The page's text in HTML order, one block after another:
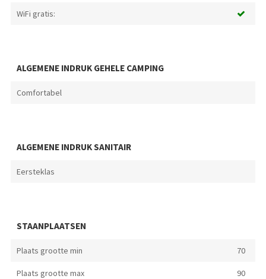
WiFi gratis:
ALGEMENE INDRUK GEHELE CAMPING
Comfortabel
ALGEMENE INDRUK SANITAIR
Eersteklas
STAANPLAATSEN
Plaats grootte min 70
Plaats grootte max 90